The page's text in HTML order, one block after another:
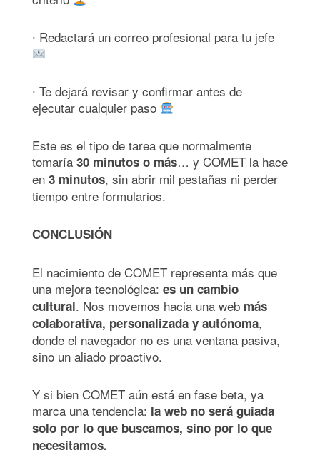
∙ Redactará un correo profesional para tu jefe
∙ Te dejará revisar y confirmar antes de
ejecutar cualquier paso
Este es el tipo de tarea que normalmente
tomaría 30 minutos o más… y COMET la hace
en 3 minutos, sin abrir mil pestañas ni perder
tiempo entre formularios.
CONCLUSIÓN
El nacimiento de COMET representa más que
una mejora tecnológica: es un cambio
cultural. Nos movemos hacia una web más
colaborativa, personalizada y autónoma,
donde el navegador no es una ventana pasiva,
sino un aliado proactivo.
Y si bien COMET aún está en fase beta, ya
marca una tendencia: la web no será guiada
solo por lo que buscamos, sino por lo que
necesitamos.